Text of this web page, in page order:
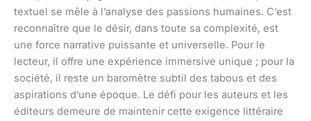
textuel se mêle à l’analyse des passions humaines. C’est
reconnaître que le désir, dans toute sa complexité, est
une force narrative puissante et universelle. Pour le
lecteur, il offre une expérience immersive unique ; pour la
société, il reste un baromètre subtil des tabous et des
aspirations d’une époque. Le défi pour les auteurs et les
éditeurs demeure de maintenir cette exigence littéraire